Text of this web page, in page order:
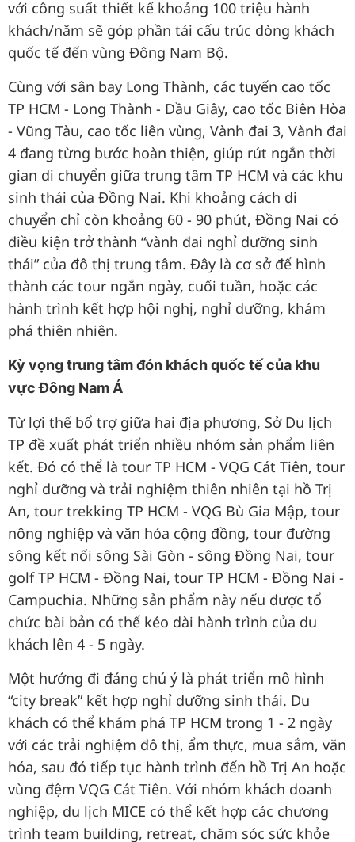
với công suất thiết kế khoảng 100 triệu hành
khách/năm sẽ góp phần tái cấu trúc dòng khách
quốc tế đến vùng Đông Nam Bộ.
Cùng với sân bay Long Thành, các tuyến cao tốc
TP HCM - Long Thành - Dầu Giây, cao tốc Biên Hòa
- Vũng Tàu, cao tốc liên vùng, Vành đai 3, Vành đai
4 đang từng bước hoàn thiện, giúp rút ngắn thời
gian di chuyển giữa trung tâm TP HCM và các khu
sinh thái của Đồng Nai. Khi khoảng cách di
chuyển chỉ còn khoảng 60 - 90 phút, Đồng Nai có
điều kiện trở thành “vành đai nghỉ dưỡng sinh
thái” của đô thị trung tâm. Đây là cơ sở để hình
thành các tour ngắn ngày, cuối tuần, hoặc các
hành trình kết hợp hội nghị, nghỉ dưỡng, khám
phá thiên nhiên.
Kỳ vọng trung tâm đón khách quốc tế của khu
vực Đông Nam Á
Từ lợi thế bổ trợ giữa hai địa phương, Sở Du lịch
TP đề xuất phát triển nhiều nhóm sản phẩm liên
kết. Đó có thể là tour TP HCM - VQG Cát Tiên, tour
nghỉ dưỡng và trải nghiệm thiên nhiên tại hồ Trị
An, tour trekking TP HCM - VQG Bù Gia Mập, tour
nông nghiệp và văn hóa cộng đồng, tour đường
sông kết nối sông Sài Gòn - sông Đồng Nai, tour
golf TP HCM - Đồng Nai, tour TP HCM - Đồng Nai -
Campuchia. Những sản phẩm này nếu được tổ
chức bài bản có thể kéo dài hành trình của du
khách lên 4 - 5 ngày.
Một hướng đi đáng chú ý là phát triển mô hình
“city break” kết hợp nghỉ dưỡng sinh thái. Du
khách có thể khám phá TP HCM trong 1 - 2 ngày
với các trải nghiệm đô thị, ẩm thực, mua sắm, văn
hóa, sau đó tiếp tục hành trình đến hồ Trị An hoặc
vùng đệm VQG Cát Tiên. Với nhóm khách doanh
nghiệp, du lịch MICE có thể kết hợp các chương
trình team building, retreat, chăm sóc sức khỏe